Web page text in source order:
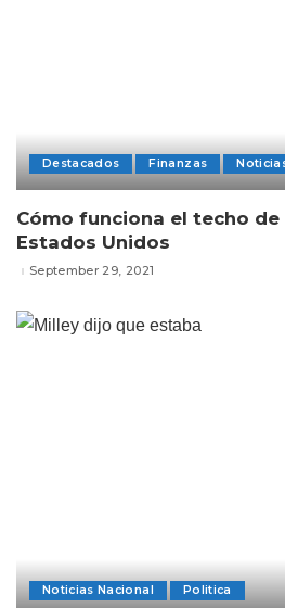
Destacados Finanzas
Cómo funciona el techo
Estados Unidos
September 29, 2021
Noticias Nacional Politica